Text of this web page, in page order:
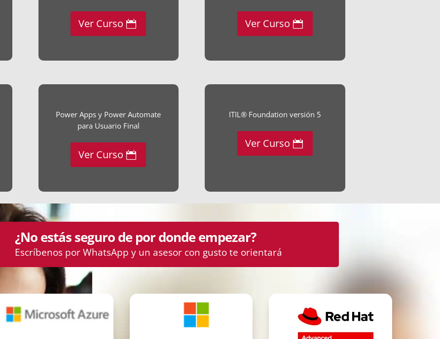
Ver Curso Ver Curso
Power Apps y Power Automate
para Usuario Final
Ver Curso
ITIL® Foundation versión 5
Ver Curso
¿No estás seguro de por donde empezar?
Escríbenos por WhatsApp y un asesor con gusto te orientará